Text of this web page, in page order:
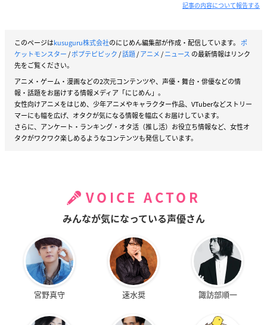
記事の内容について報告する
このページはkusuguru株式会社のにじめん編集部が作成・配信しています。 ポ
ケットモンスター/ポプテピピック/話題/アニメ/ニュース の最新情報はリンク
先をご覧ください。
アニメ・ゲーム・漫画などの2次元コンテンツや、声優・舞台・俳優などの情
報・話題をお届けする情報メディア「にじめん」。
女性向けアニメをはじめ、少年アニメやキャラクター作品、VTuberなどストリー
マーにも幅を広げ、オタクが気になる情報を幅広くお届けしています。
さらに、アンケート・ランキング・オタ活（推し活）お役立ち情報など、女性オ
タクがワクワク楽しめるようなコンテンツも発信しています。
VOICE ACTOR
みんなが気になっている声優さん
宮野真守 速水奨 諏訪部順一